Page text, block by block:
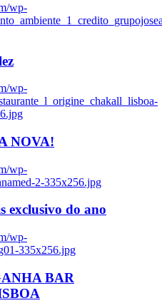
wp-
wp-
NOVA!
wp-
2-335x256.jpg
exclusivo do ano
wp-
335x256.jpg
BAR